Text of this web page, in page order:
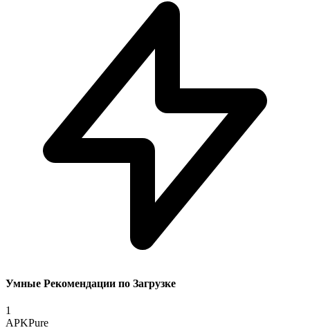
Умные Рекомендации по Загрузке
1
APKPure